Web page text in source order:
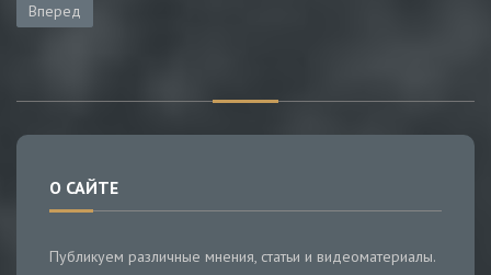
Вперед
О САЙТЕ
Публикуем различные мнения, статьи и видеоматериалы.